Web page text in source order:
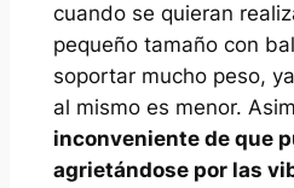
cuando se quieran
pequeño tamaño con
soportar mucho peso,
al mismo es menor.
inconveniente de que
agrietándose por las